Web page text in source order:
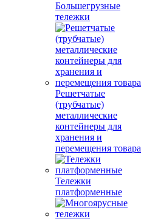
Большегрузные
тележки
Решетчатые
(трубчатые)
металлические
контейнеры для
хранения и
перемещения товара
Тележки
платформенные